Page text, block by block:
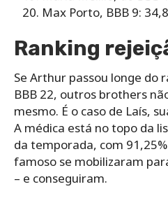
Max Porto, BBB 9:
Ranking
Se Arthur passou longe do
BBB 22, outros brothers
mesmo. É o caso de Laís,
A médica está no topo da
da temporada, com
famoso se mobilizaram
– e conseguiram.